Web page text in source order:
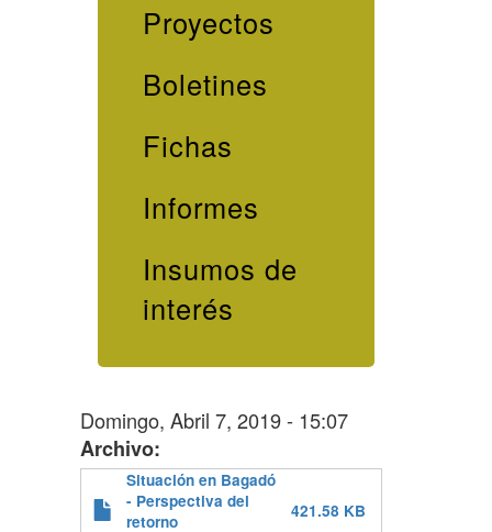
Proyectos
Boletines
Fichas
Informes
Insumos de
interés
Domingo, Abril 7, 2019 - 15:07
Archivo
Situación en Bagadó
- Perspectiva del
retorno
421.58 KB